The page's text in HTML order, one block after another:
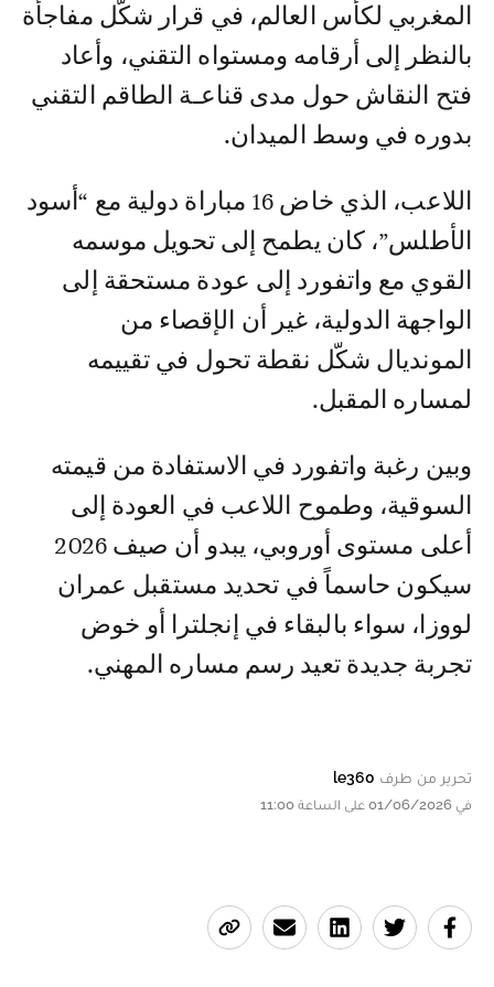
المغربي لكأس العالم، في قرار شكّل مفاجأة
بالنظر إلى أرقامه ومستواه التقني، وأعاد
فتح النقاش حول مدى قناعـة الطاقم التقني
بدوره في وسط الميدان.
اللاعب، الذي خاض 16 مباراة دولية مع “أسود
الأطلس”، كان يطمح إلى تحويل موسمه
القوي مع واتفورد إلى عودة مستحقة إلى
الواجهة الدولية، غير أن الإقصاء من
المونديال شكّل نقطة تحول في تقييمه
لمساره المقبل.
وبين رغبة واتفورد في الاستفادة من قيمته
السوقية، وطموح اللاعب في العودة إلى
أعلى مستوى أوروبي، يبدو أن صيف 2026
سيكون حاسماً في تحديد مستقبل عمران
لووزا، سواء بالبقاء في إنجلترا أو خوض
تجربة جديدة تعيد رسم مساره المهني.
تحرير من طرف le360
في 01/06/2026 على الساعة 11:00